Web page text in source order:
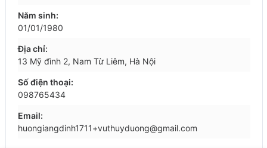
Năm sinh:
01/01/1980
Địa chỉ:
13 Mỹ đình 2, Nam Từ Liêm, Hà Nội
Số điện thoại:
098765434
Email:
huongiangdinh1711+vuthuyduong@gmail.com